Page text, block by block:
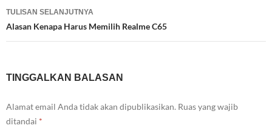
TULISAN SELANJUTNYA
Alasan Kenapa Harus Memilih Realme C65
TINGGALKAN BALASAN
Alamat email Anda tidak akan dipublikasikan. Ruas yang wajib
ditandai *